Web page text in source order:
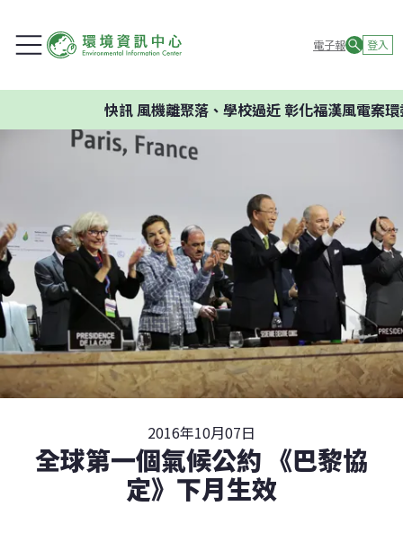
電子報 登入
快訊風機離聚落、學校過近 彰化福漢風電案環委建
2016年10月07日
全球第一個氣候公約 《巴黎協
定》下月生效